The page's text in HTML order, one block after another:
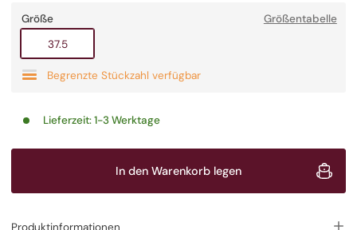
Größe
Größentabelle
37.5Ausverkauft
Begrenzte Stückzahl verfügbar
Lieferzeit:1-3 Werktage
In den Warenkorb legen
Produktinformationen